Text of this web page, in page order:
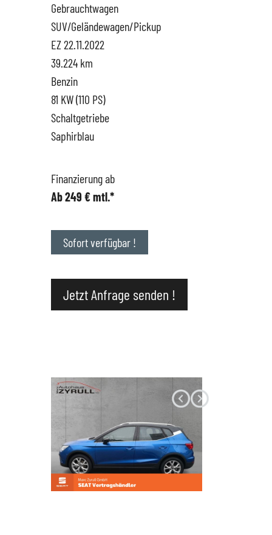
Hüttigweiler
SEAT
CUPRA
VW
VW Nutzfahrzeugservice
Gewerbekunden
Probefahrt
News
Unternehmen
Karriere
Impressum
Gebrauchtwagen
SUV/Geländewagen/Pickup
EZ 22.11.2022
39.224 km
Benzin
81 KW (110 PS)
Schaltgetriebe
Saphirblau
Finanzierung ab
Ab 249 € mtl.*
Sofort verfügbar !
Jetzt Anfrage senden !